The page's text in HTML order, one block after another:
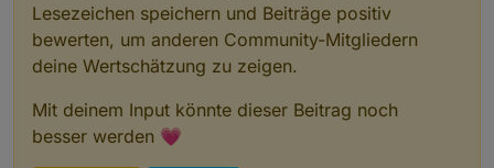
Lesezeichen speichern und Beiträge positiv
bewerten, um anderen Community-Mitgliedern
deine Wertschätzung zu zeigen.
Mit deinem Input könnte dieser Beitrag noch
besser werden 💗